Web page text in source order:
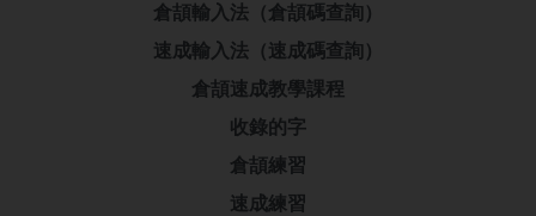
倉頡輸入法（倉頡碼查詢）
速成輸入法（速成碼查詢）
倉頡速成教學課程
收錄的字
倉頡練習
速成練習